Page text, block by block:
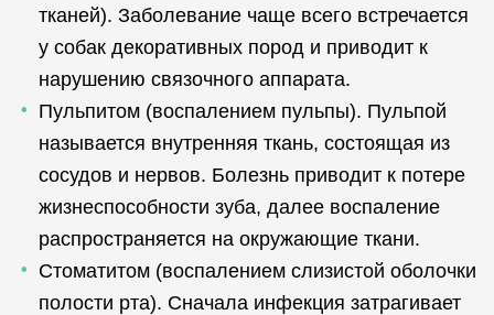
тканей). Заболевание чаще всего встречается
у собак декоративных пород и приводит к
нарушению связочного аппарата.
Пульпитом (воспалением пульпы). Пульпой
называется внутренняя ткань, состоящая из
сосудов и нервов. Болезнь приводит к потере
жизнеспособности зуба, далее воспаление
распространяется на окружающие ткани.
Стоматитом (воспалением слизистой оболочки
полости рта). Сначала инфекция затрагивает